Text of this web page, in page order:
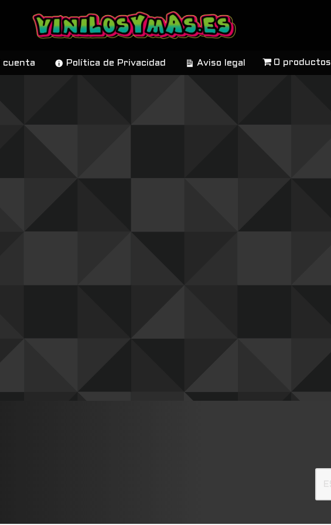
cuenta Política de Privacidad Aviso legal 0 productos